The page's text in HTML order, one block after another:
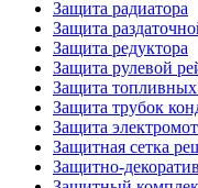
Защита радиатора
Защита
Защита редуктора
Защита рулевой
Защита топливных
Защита трубок
Защита
Защитная сетка
Защитно-